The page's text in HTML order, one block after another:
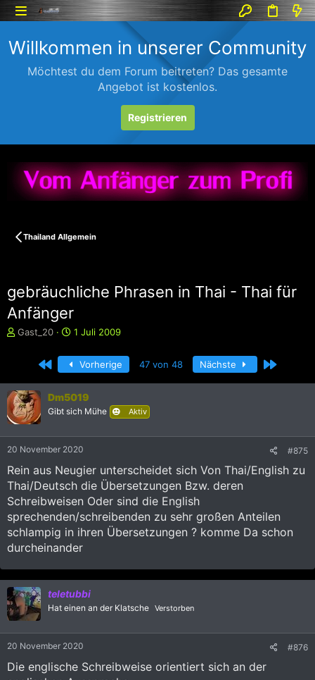
Willkommen in unserer Community
Möchtest du dem Forum beitreten? Das gesamte
Angebot ist kostenlos.
Registrieren
Thailand Allgemein
gebräuchliche Phrasen in Thai - Thai für
Anfänger
E
e
l
l
e
Gast_20
E
s
e
l
l
m
1 Juli 2009
Erste Vorherige 47 von 48 Nächste Letzte
Dm5019
Gibt sich Mühe Aktiv
20 November 2020 #875
Rein aus Neugier unterscheidet sich Von Thai/English zu
Thai/Deutsch die Übersetzungen Bzw. deren
Schreibweisen Oder sind die English
sprechenden/schreibenden zu sehr großen Anteilen
schlampig in ihren Übersetzungen ? komme Da schon
durcheinander
teletubbi
Hat einen an der Klatsche Verstorben
20 November 2020 #876
Die englische Schreibweise orientiert sich an der